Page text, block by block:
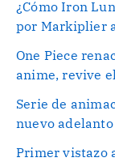
¿Cómo Iron
por Markiplier
One Piece
anime, revive
Serie de
nuevo adelanto
Primer vistazo